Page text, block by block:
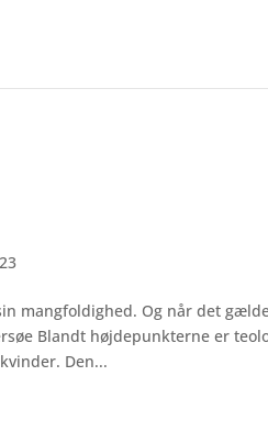
mangfoldighed. Og når det
Blandt højdepunkterne er
Den...